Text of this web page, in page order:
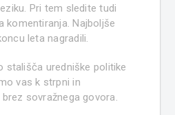
Pri tem sledite tudi
komentiranja. Najboljše
leta nagradili.
stališča uredniške politike
vas k strpni in
sovražnega govora.